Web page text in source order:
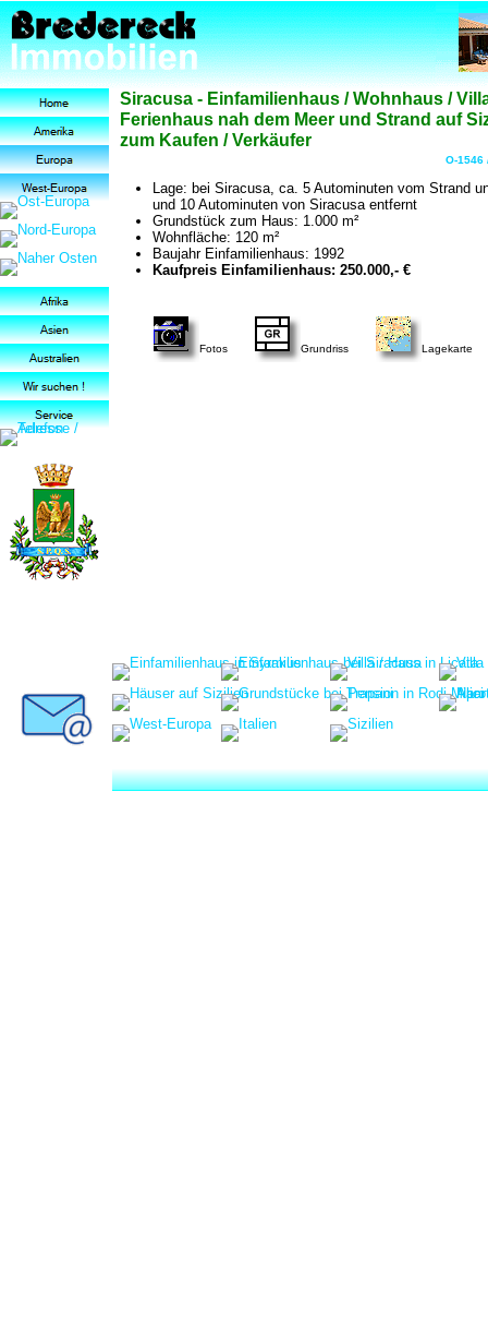
Siracusa - Einfamilienhaus / Wohnhaus /
Ferienhaus nah dem Meer und Strand auf
zum Kaufen / Verkäufer
O-1546
Fotos Grundriss Lagekarte
Lage: bei Siracusa, ca. 5 Autominuten vom Strand
und 10 Autominuten von Siracusa entfernt
Grundstück zum Haus: 1.000 m²
Wohnfläche: 120 m²
Baujahr Einfamilienhaus: 1992
Kaufpreis Einfamilienhaus: 250.000,- €